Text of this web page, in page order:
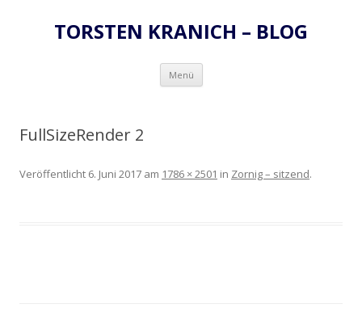
TORSTEN KRANICH – BLOG
Menü Zum
springen
FullSizeRender 2
Veröffentlicht 6. Juni 2017 am 1786 × 2501 in Zornig – sitzend.